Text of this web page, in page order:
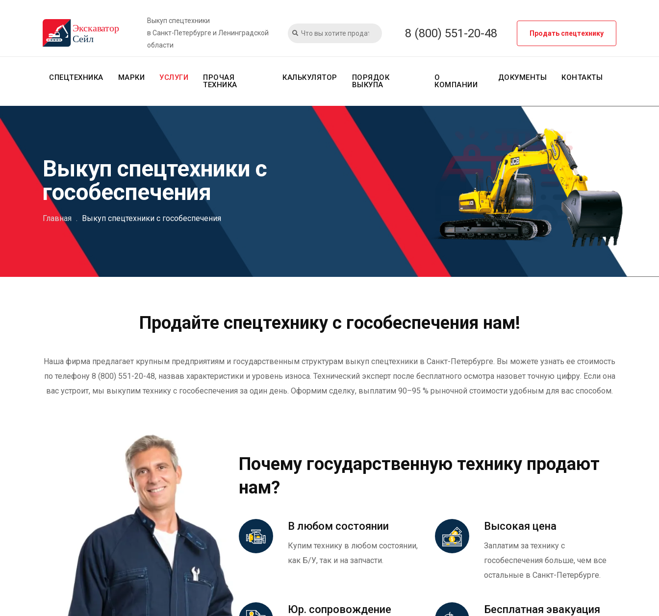
Выкуп спецтехники
в Санкт-Петербурге и Ленинградской
области
8 (800) 551-20-48 Продать спецтехнику
СПЕЦТЕХНИКА МАРКИ УСЛУГИ
ПРОЧАЯ
ТЕХНИКА
КАЛЬКУЛЯТОР
ПОРЯДОК
ВЫКУПА
О
КОМПАНИИ
ДОКУМЕНТЫ КОНТАКТЫ
Выкуп спецтехники с
гособеспечения
Главная . Выкуп спецтехники с гособеспечения
Продайте спецтехнику с гособеспечения нам!
Наша фирма предлагает крупным предприятиям и государственным структурам выкуп спецтехники в Санкт-Петербурге. Вы можете узнать ее стоимость
по телефону 8 (800) 551-20-48, назвав характеристики и уровень износа. Технический эксперт после бесплатного осмотра назовет точную цифру. Если она
вас устроит, мы выкупим технику с гособеспечения за один день. Оформим сделку, выплатим 90–95 % рыночной стоимости удобным для вас способом.
Почему государственную технику продают
нам?
В любом состоянии
Купим технику в любом состоянии,
как Б/У, так и на запчасти.
Высокая цена
Заплатим за технику с
гособеспечения больше, чем все
остальные в Санкт-Петербурге.
Юр. сопровождение Бесплатная эвакуация